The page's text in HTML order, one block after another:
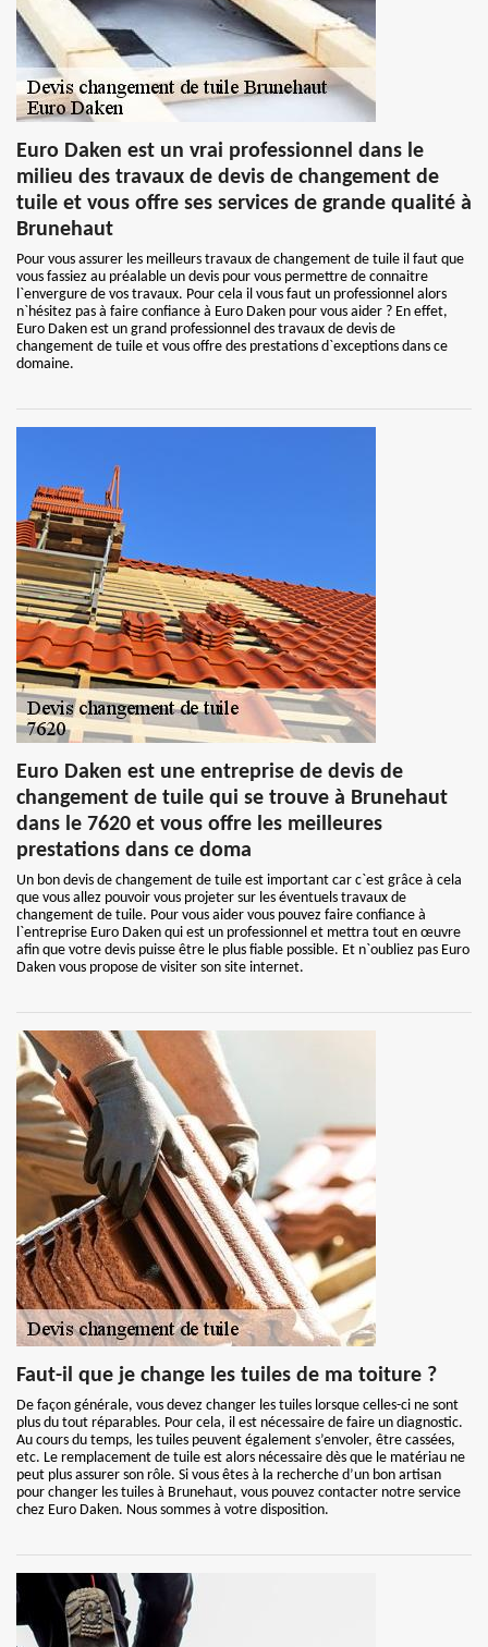
Euro Daken est un vrai professionnel dans le
milieu des travaux de devis de changement de
tuile et vous offre ses services de grande qualité à
Brunehaut
Pour vous assurer les meilleurs travaux de changement de tuile il faut que
vous fassiez au préalable un devis pour vous permettre de connaitre
l`envergure de vos travaux. Pour cela il vous faut un professionnel alors
n`hésitez pas à faire confiance à Euro Daken pour vous aider ? En effet,
Euro Daken est un grand professionnel des travaux de devis de
changement de tuile et vous offre des prestations d`exceptions dans ce
domaine.
Euro Daken est une entreprise de devis de
changement de tuile qui se trouve à Brunehaut
dans le 7620 et vous offre les meilleures
prestations dans ce doma
Un bon devis de changement de tuile est important car c`est grâce à cela
que vous allez pouvoir vous projeter sur les éventuels travaux de
changement de tuile. Pour vous aider vous pouvez faire confiance à
l`entreprise Euro Daken qui est un professionnel et mettra tout en œuvre
afin que votre devis puisse être le plus fiable possible. Et n`oubliez pas Euro
Daken vous propose de visiter son site internet.
Faut-il que je change les tuiles de ma toiture ?
De façon générale, vous devez changer les tuiles lorsque celles-ci ne sont
plus du tout réparables. Pour cela, il est nécessaire de faire un diagnostic.
Au cours du temps, les tuiles peuvent également s’envoler, être cassées,
etc. Le remplacement de tuile est alors nécessaire dès que le matériau ne
peut plus assurer son rôle. Si vous êtes à la recherche d’un bon artisan
pour changer les tuiles à Brunehaut, vous pouvez contacter notre service
chez Euro Daken. Nous sommes à votre disposition.